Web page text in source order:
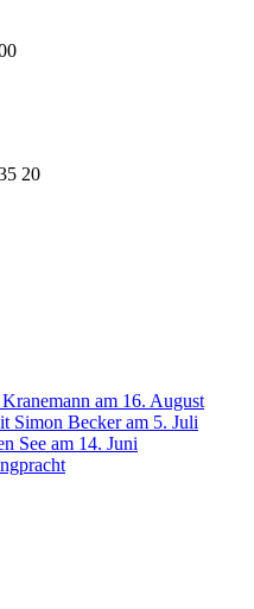
20
am 16. August
Simon Becker am 5. Juli
See am 14. Juni